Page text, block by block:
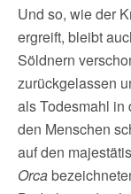
Und so, wie der
ergreift, bleibt
Söldnern
zurückgelassen
als Todesmahl in
den Menschen
auf den
Orca